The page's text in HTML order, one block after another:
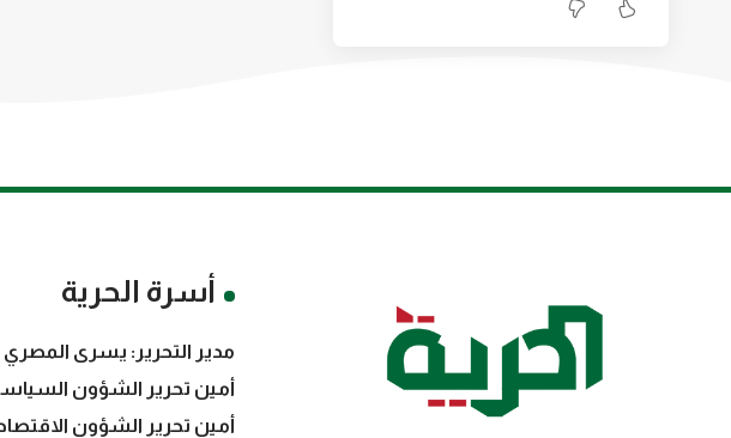
أسرة الحرية
مدير التحرير: يسرى المصري
أمين تحرير الشؤون
أمين تحرير الشؤون